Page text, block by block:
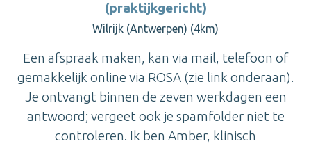
(praktijkgericht)
Wilrijk (Antwerpen) (4km)
Een afspraak maken, kan via mail, telefoon of
gemakkelijk online via ROSA (zie link onderaan).
Je ontvangt binnen de zeven werkdagen een
antwoord; vergeet ook je spamfolder niet te
controleren. Ik ben Amber, klinisch